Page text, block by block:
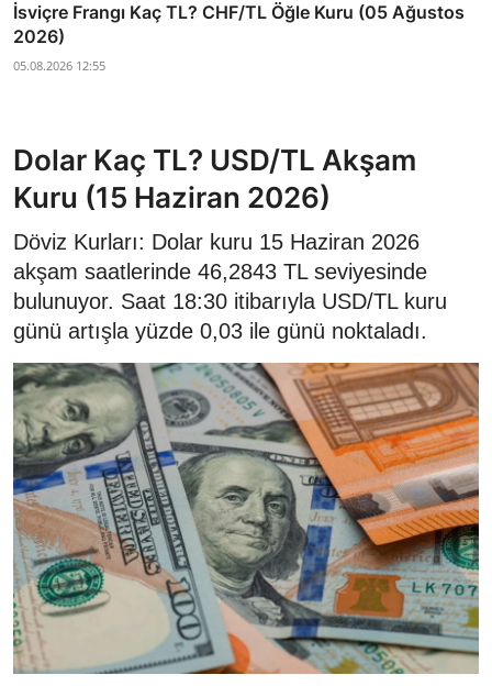
İsviçre Frangı Kaç TL? CHF/TL Öğle Kuru (05 Ağustos
2026)
05.08.2026 12:55
Dolar Kaç TL? USD/TL Akşam
Kuru (15 Haziran 2026)
Döviz Kurları: Dolar kuru 15 Haziran 2026
akşam saatlerinde 46,2843 TL seviyesinde
bulunuyor. Saat 18:30 itibarıyla USD/TL kuru
günü artışla yüzde 0,03 ile günü noktaladı.